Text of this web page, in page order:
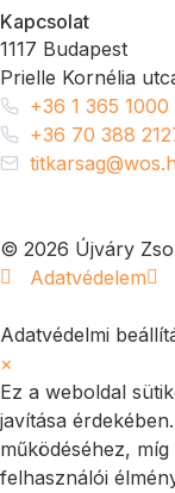
Kapcsolat
1117 Budapest
Prielle Kornélia
+36 1 365 1000
+36 70 388
© 2026 Újváry
Adatvédelem
Adatvédelmi
×
Ez a weboldal
javítása
működéséhez,
felhasználói